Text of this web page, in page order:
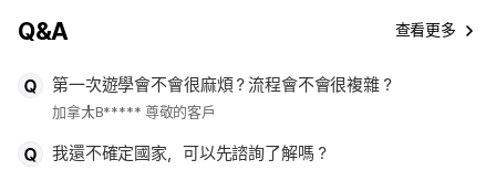
Q&A 查看更多
第一次遊學會不會很麻煩？流程會不會很複雜？
加拿大B***** 尊敬的客戶
我還不確定國家，可以先諮詢了解嗎？